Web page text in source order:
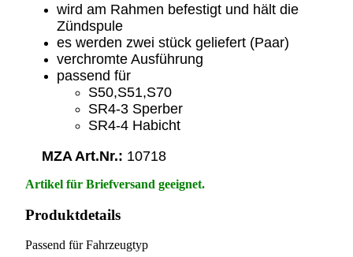
wird am Rahmen befestigt und hält die
Zündspule
es werden zwei stück geliefert (Paar)
verchromte Ausführung
passend für
S50,S51,S70
SR4-3 Sperber
SR4-4 Habicht
MZA Art.Nr.: 10718
Artikel für Briefversand geeignet.
Produktdetails
Passend für Fahrzeugtyp